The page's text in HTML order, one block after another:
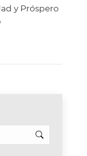
y Próspero